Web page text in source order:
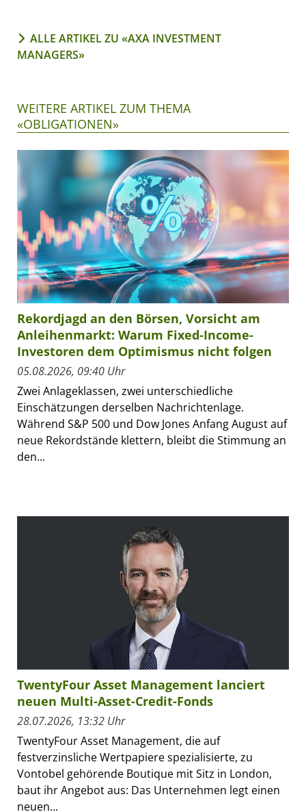
ALLE ARTIKEL ZU «AXA INVESTMENT
MANAGERS»
WEITERE ARTIKEL ZUM THEMA
«OBLIGATIONEN»
Rekordjagd an den Börsen, Vorsicht am
Anleihenmarkt: Warum Fixed-Income-
Investoren dem Optimismus nicht folgen
05.08.2026, 09:40 Uhr
Zwei Anlageklassen, zwei unterschiedliche
Einschätzungen derselben Nachrichtenlage.
Während S&P 500 und Dow Jones Anfang August auf
neue Rekordstände klettern, bleibt die Stimmung an
den...
TwentyFour Asset Management lanciert
neuen Multi-Asset-Credit-Fonds
28.07.2026, 13:32 Uhr
TwentyFour Asset Management, die auf
festverzinsliche Wertpapiere spezialisierte, zu
Vontobel gehörende Boutique mit Sitz in London,
baut ihr Angebot aus: Das Unternehmen legt einen
neuen...